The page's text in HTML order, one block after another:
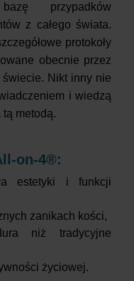
przypadków
z całego świata.
protokoły
obecnie przez
świecie. Nikt inny nie
i wiedzą
metodą.
on-4®:
estetyki i funkcji
zanikach kości,
niż tradycyjne
życiowej.